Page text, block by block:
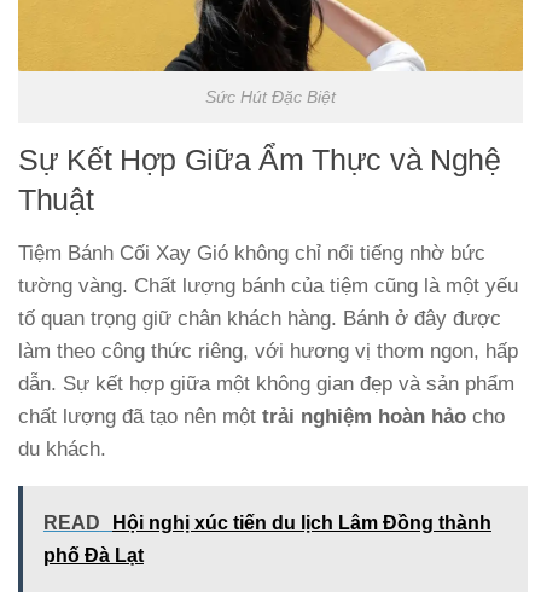
Sức Hút Đặc Biệt
Sự Kết Hợp Giữa Ẩm Thực và Nghệ
Thuật
Tiệm Bánh Cối Xay Gió không chỉ nổi tiếng nhờ bức
tường vàng. Chất lượng bánh của tiệm cũng là một yếu
tố quan trọng giữ chân khách hàng. Bánh ở đây được
làm theo công thức riêng, với hương vị thơm ngon, hấp
dẫn. Sự kết hợp giữa một không gian đẹp và sản phẩm
chất lượng đã tạo nên một trải nghiệm hoàn hảo cho
du khách.
READ
Hội nghị xúc tiến du lịch Lâm Đồng thành
phố Đà Lạt